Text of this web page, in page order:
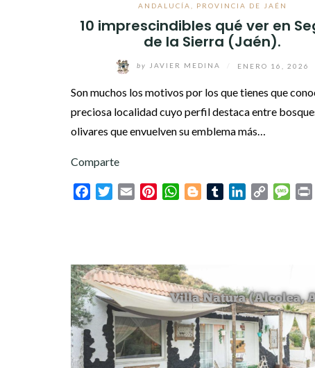
ANDALUCÍA PROVINCIA DE JAÉN
10 imprescindibles qué ver en
de la Sierra (Jaén).
by JAVIER MEDINA ENERO 16, 2026
Son muchos los motivos por los que tienes que
preciosa localidad cuyo perfil destaca entre
olivares que envuelven su emblema más…
Comparte
FacebookTwitterEmail PinterestWhatsAppBloggerTumblrLinkedIn
Copy